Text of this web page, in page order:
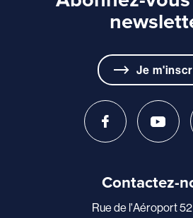
Je
Contactez-
Rue de l'Aéroport 52